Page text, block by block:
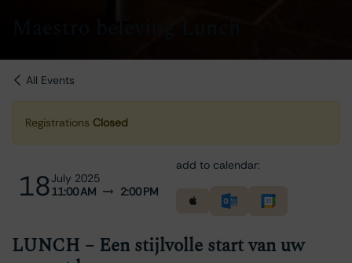
All Events
Registrations Closed
18July 2025
11:00 AM
2:00 PM
add to calendar:
LUNCH – Een stijlvolle start van uw